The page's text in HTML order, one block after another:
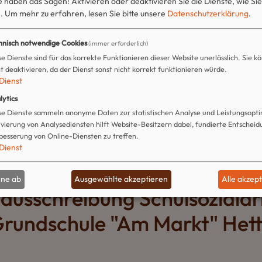
externe Stellenangebote. Für Informationen
Ihrer Bewerberdaten informieren Sie sich bitte
"Am Markt"
Um mehr zu erfahren, lesen Sie bitte unsere Datenschutzerklärung.
notwendige Cookies(immer erforderlich)
Dienste sind für das korrekte Funktionieren dieser Website unerlässlich. Sie
deaktivieren, da der Dienst sonst nicht korrekt funktionieren würde.
Dienst
Dienste sammeln anonyme Daten zur statistischen Analyse und
von Analysediensten hilft Website-Besitzern dabei, fundierte
von Online-Diensten zu treffen.
Dienst
ab Ausgewählte akzeptieren Alle